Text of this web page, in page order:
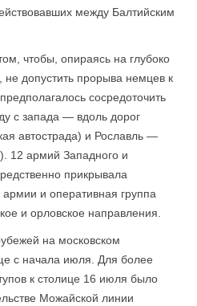
между Балтийским
чтобы, опираясь на глубоко
допустить прорыва немцев к
сосредоточить
с запада — вдоль дорог
автострада) и Рославль —
12 армий Западного и
прикрывала
и оперативная группа
и орловское направления.
на московском
с начала июля. Для более
к столице 16 июля было
Можайской линии